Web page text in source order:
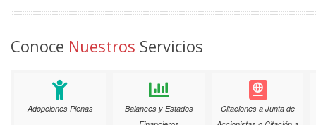
Conoce Nuestros Servicios
Adopciones Plenas
Balances y Estados
Citaciones a Junta de